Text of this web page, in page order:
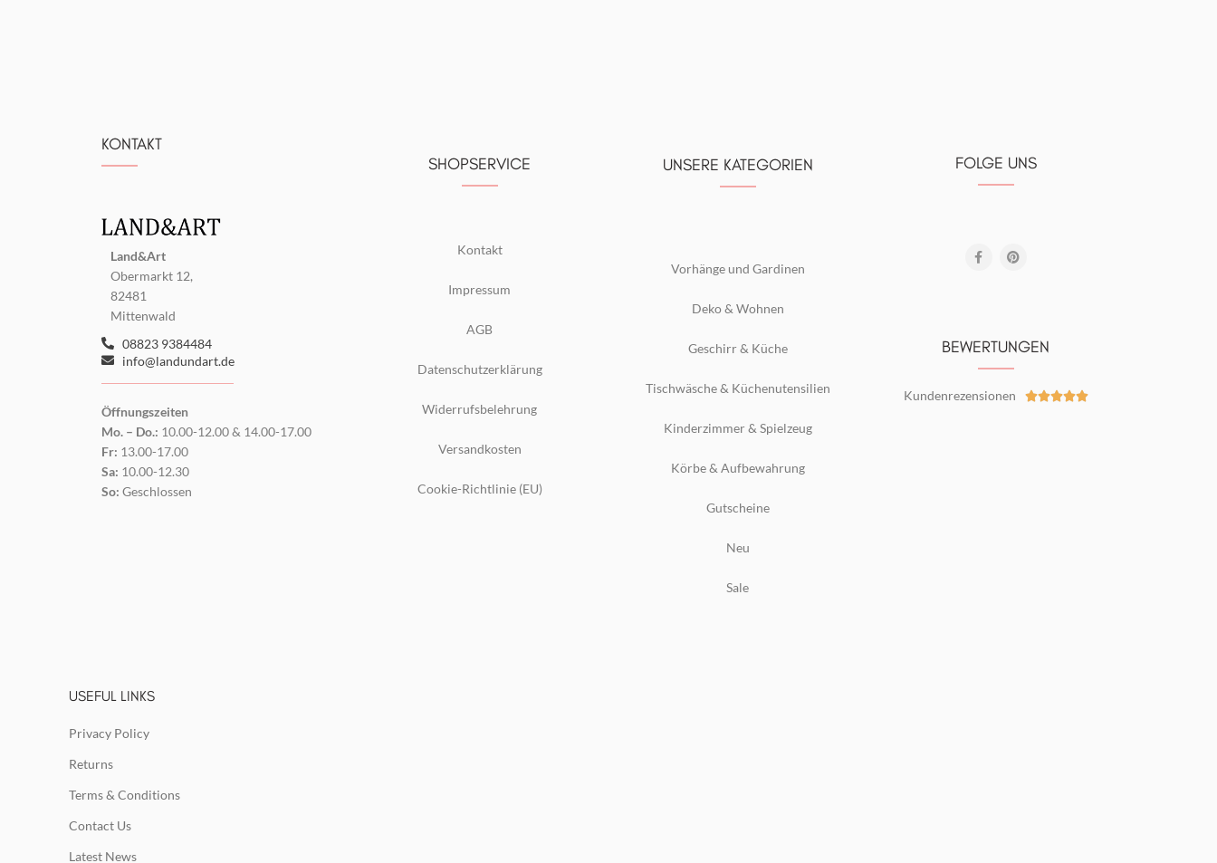
KONTAKT
Land&Art
Obermarkt 12,
82481
Mittenwald
08823 9384484
info@landundart.de
Öffnungszeiten
Mo. – Do.: 10.00-12.00 & 14.00-17.00
Fr: 13.00-17.00
Sa: 10.00-12.30
So: Geschlossen
SHOPSERVICE
Kontakt
Impressum
AGB
Datenschutzerklärung
Widerrufsbelehrung
Versandkosten
Cookie-Richtlinie (EU)
UNSERE KATEGORIEN
Vorhänge und Gardinen
Deko & Wohnen
Geschirr & Küche
Tischwäsche & Küchenutensilien
Kinderzimmer & Spielzeug
Körbe & Aufbewahrung
Gutscheine
Neu
Sale
FOLGE UNS
BEWERTUNGEN
Kundenrezensionen 
USEFUL LINKS
Privacy Policy
Returns
Terms & Conditions
Contact Us
Latest News